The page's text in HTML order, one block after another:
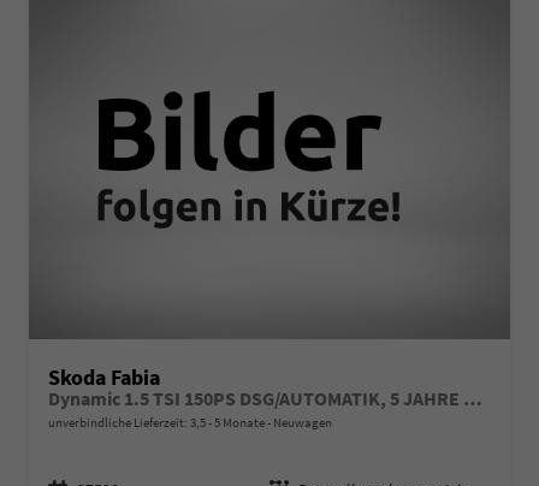
Skoda Fabia
Dynamic 1.5 TSI 150PS DSG/AUTOMATIK, 5 JAHRE GARANTIE, 16" ALU schwarz, Sportfahrwerk, SunSet, Parksensoren vo/hi, Kamera, Kessy, Alarm, Toter-Winkel, Virtual Cockpit 10", LED-Scheinwerfer, M-Lederlenkrad beheizt, NSW Sitzheizung, Tempomat, Climatronic, Radio 8"+
unverbindliche Lieferzeit: 3,5 - 5 Monate Neuwagen
Fahrzeugnr. Getriebe